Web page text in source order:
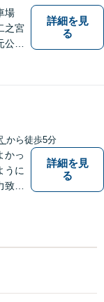
場
之宮
務
詳細を見
る
から徒歩5分
かっ
うに
し
詳細を見
る